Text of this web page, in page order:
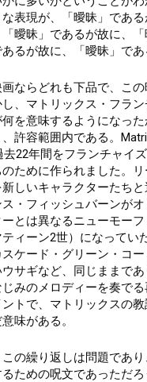
表現が、「曖昧」であ
曖昧」であるが故に、
るが故に、「曖昧」であ
ならどれも下品で、こ
、マトリックス・フラ
を意味するようになっ
許容範囲内である。
22年間をフランチャイ
ために作られました。
しいキャラクターたち
・フィッシュバーンが
とは異なるニューモー
ィーン2世）になってい
ケード・グリーン・コ
サギなど、同じままで
みのメロディーを奏で
トで、マトリックスの
味がある。
の繰り返しは問題であ
ための呪文であっただ